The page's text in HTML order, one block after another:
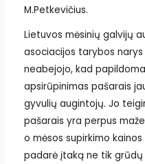
M.Petkevičius.
Lietuvos mėsinių galvijų
asociacijos tarybos
neabejojo, kad
apsirūpinimas pašarais
gyvulių augintojų. Jo
pašarais yra perpus
o mėsos supirkimo
padarė įtaką ne tik